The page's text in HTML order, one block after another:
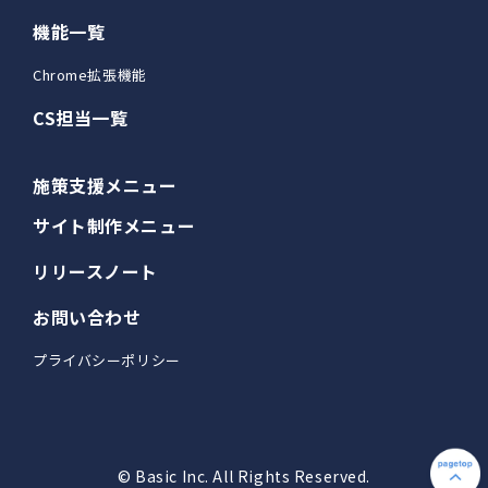
機能一覧
Chrome拡張機能
CS担当一覧
施策支援メニュー
サイト制作メニュー
リリースノート
お問い合わせ
プライバシーポリシー
© Basic Inc. All Rights Reserved.